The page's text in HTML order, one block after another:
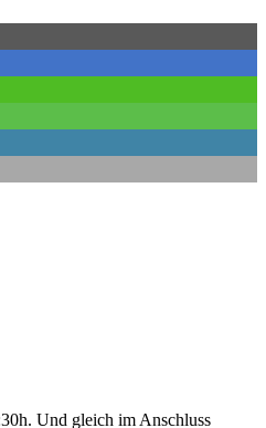
Und gleich im Anschluss